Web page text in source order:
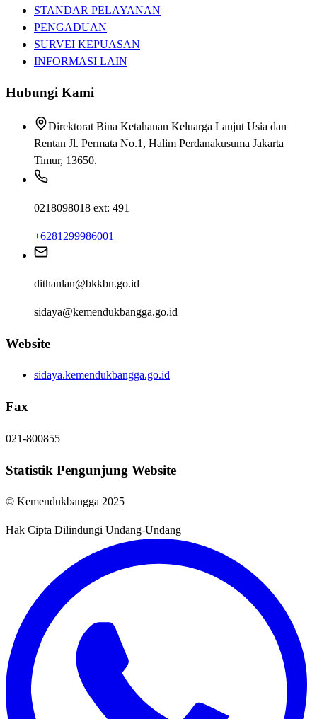
STANDAR PELAYANAN
PENGADUAN
SURVEI KEPUASAN
INFORMASI LAIN
Hubungi Kami
Direktorat Bina Ketahanan Keluarga Lanjut Usia dan
Rentan Jl. Permata No.1, Halim Perdanakusuma Jakarta
Timur, 13650.
0218098018 ext: 491
+6281299986001
dithanlan@bkkbn.go.id
sidaya@kemendukbangga.go.id
Website
sidaya.kemendukbangga.go.id
Fax
021-800855
Statistik Pengunjung Website
© Kemendukbangga 2025
Hak Cipta Dilindungi Undang-Undang